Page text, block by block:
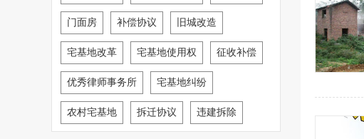
门面房 补偿协议 旧城改造
宅基地改革 宅基地使用权 征收补偿
优秀律师事务所 宅基地纠纷
农村宅基地 拆迁协议 违建拆除